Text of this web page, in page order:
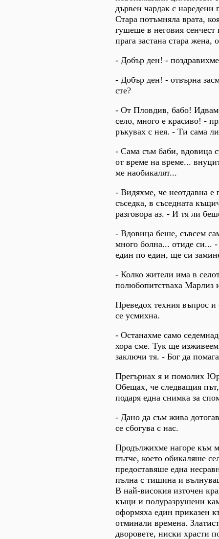
дървен чардак с наредени
Стара потъмняла врата,
гушеше в неговия
прага застана стара жена,
- Добър ден! -
- Добър ден! - отвърна
сте?
- От Пловдив, бабо!
село, много е красиво! -
ръкувах с нея. - Ти сама
- Сама съм баби, вдовица
от време на време...
ме наобикалят...
- Видяхме, че неотдавна е
съседка, в съседната
разговора аз. - И тя ли
- Вдовица беше, съвсем
много болна... отиде си...
един по един, ще си
- Колко жители има в
полюбопитстваха Марлиз
Преведох техния въпрос и
се усмихна.
- Останахме само
хора сме. Тук ще
заключи тя. - Бог да
Прегърнах я и помолих
Обещах, че следващия
подаря една снимка за
- Дано да съм жива
се сбогува с нас.
Продължихме нагоре към
пътче, което обикаляше
предоставяше една
пълна с тишина и
В най-високия източен
къщи и полуразрушени
оформяха един приказен
отминали времена.
дворовете, ниски храсти